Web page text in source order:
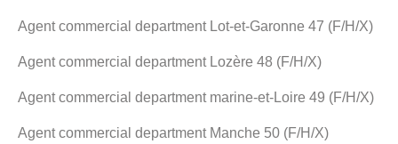
Agent commercial department Lot-et-Garonne 47 (F/H/X)
Agent commercial department Lozère 48 (F/H/X)
Agent commercial department marine-et-Loire 49 (F/H/X)
Agent commercial department Manche 50 (F/H/X)